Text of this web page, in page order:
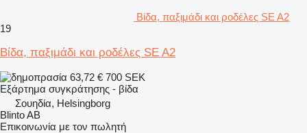
Βίδα, παξιμάδι και ροδέλες SE A2
19
Βίδα, παξιμάδι και ροδέλες SE A2
63,72 € 700 SEK
Εξάρτημα συγκράτησης - βίδα
Σουηδία, Helsingborg
Blinto AB
Επικοινωνία με τον πωλητή